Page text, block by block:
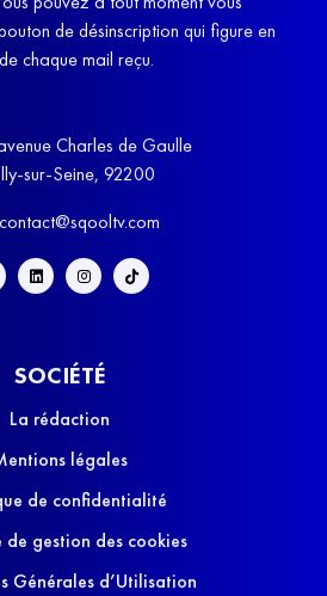
de désinscription qui figure en
chaque mail reçu.
Charles de Gaulle
sur-Seine, 92200
contact@sqooltv.com
SOCIÉTÉ
La rédaction
légales
de confidentialité
de gestion des cookies
Générales d’Utilisation